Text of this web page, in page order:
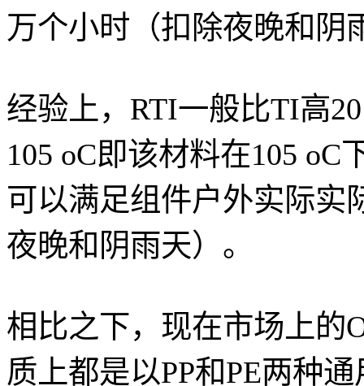
万个小时（扣除夜晚和阴
经验上，RTI一般比TI高
105 oC即该材料在105
可以满足组件户外实际实
夜晚和阴雨天）。
相比之下，现在市场上的
质上都是以PP和PE两种